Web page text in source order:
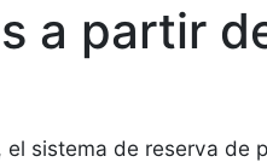
a partir
sistema de reserva de